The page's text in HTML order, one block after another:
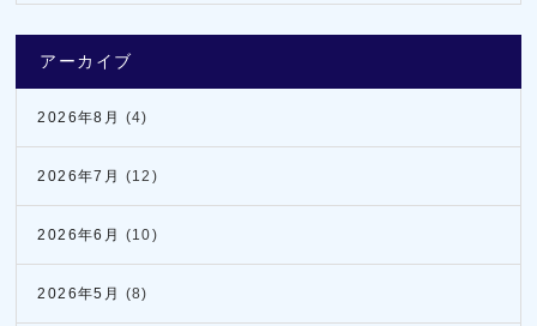
アーカイブ
2026年8月 (4)
2026年7月 (12)
2026年6月 (10)
2026年5月 (8)